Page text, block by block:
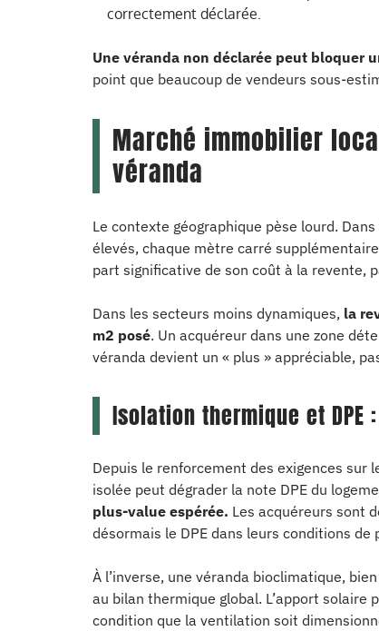
correctement déclarée.
Une véranda non déclarée peut bloquer
point que beaucoup de vendeurs sous-
Marché immobilier
véranda
Le contexte géographique pèse lourd.
élevés, chaque mètre carré
part significative de son coût à la revente,
Dans les secteurs moins dynamiques, la
m2 posé. Un acquéreur dans une zone
véranda devient un « plus » appréciable,
Isolation thermique et
Depuis le renforcement des exigences sur
isolée peut dégrader la note DPE du
plus-value espérée. Les acquéreurs sont
désormais le DPE dans leurs conditions de
À l’inverse, une véranda bioclimatique,
au bilan thermique global. L’apport solaire
condition que la ventilation soit